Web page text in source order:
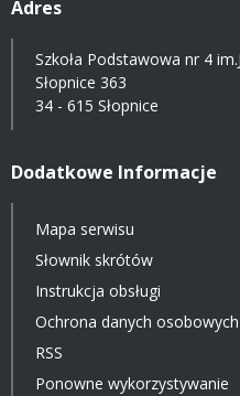
Adres
Szkoła Podstawowa nr 4
Słopnice 363
34 - 615 Słopnice
Dodatkowe Informacje
Mapa serwisu
Słownik skrótów
Instrukcja obsługi
Ochrona danych osobowych
RSS
Ponowne wykorzystywanie